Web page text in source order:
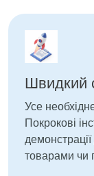
Швидкий
Усе
Покрокові
товарами чи